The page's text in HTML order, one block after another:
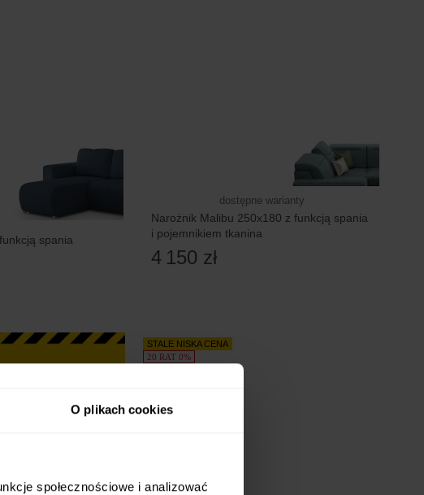
O plikach cookies
społecznościowe i analizować
spania
dostępne warianty
Narożnik Malibu 250x180 z funkcją spania
i pojemnikiem tkanina
4 150 zł
STALE NISKA CENA
20 RAT 0%